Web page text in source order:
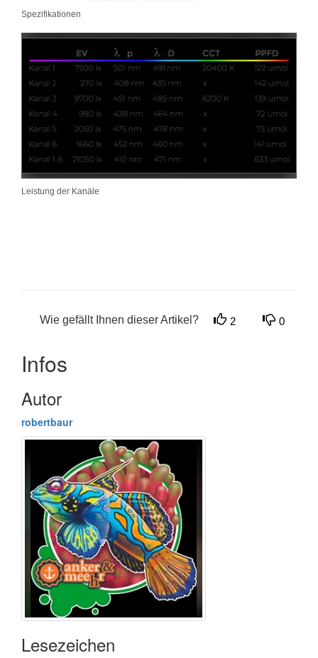
Spezifikationen
Leistung der Kanäle
Wie gefällt Ihnen dieser Artikel? 2 0
Infos
Autor
robertbaur
Lesezeichen